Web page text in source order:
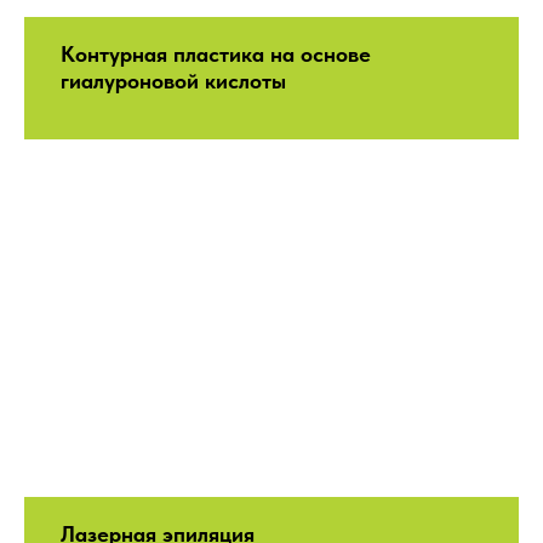
Контурная пластика на основе
гиалуроновой кислоты
Лазерная эпиляция